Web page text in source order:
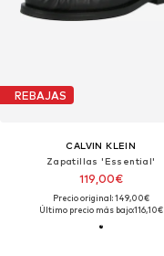
REBAJAS
CALVIN KLEIN
Zapatillas 'Essential'
119,00€
Precio original: 149,00€
Último precio más bajo:116,10€